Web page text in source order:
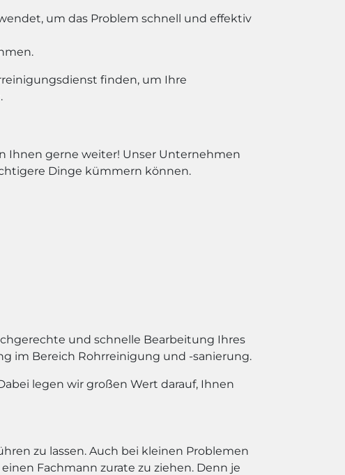
um das Problem schnell und effektiv
finden, um Ihre
Ihnen gerne weiter! Unser Unternehmen
Dinge kümmern können.
und schnelle Bearbeitung Ihres
im Bereich Rohrreinigung und -sanierung.
legen wir großen Wert darauf, Ihnen
zu lassen. Auch bei kleinen Problemen
Fachmann zurate zu ziehen. Denn je